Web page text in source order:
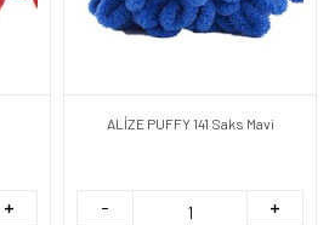
ALİZE PUFFY 141 Saks Mavi